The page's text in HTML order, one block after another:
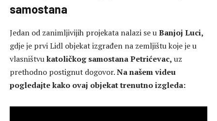
samostana
Jedan od zanimljivijih projekata nalazi se uBanjoj Luci,
gdje je prvi Lidl objekat izgrađen na zemljištu koje je u
vlasništvukatoličkog samostana Petrićevac, uz
prethodno postignut dogovor.Na našem videu
pogledajte kako ovaj objekat trenutno izgleda: